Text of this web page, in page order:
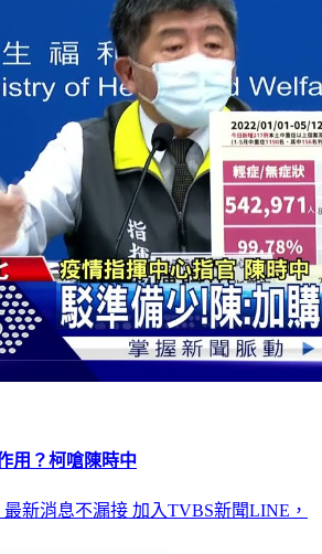
用？柯嗆陳時中
新消息不漏接 加入TVBS新聞LINE，